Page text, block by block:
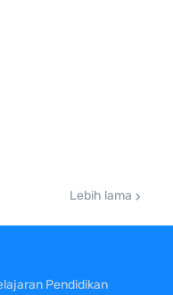
Lebih lama
Pendidikan